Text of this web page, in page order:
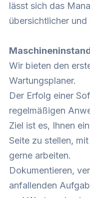
lässt sich das
übersichtlicher
Wir bieten den
Wartungsplaner.
Der Erfolg einer
regelmäßigen
Ziel ist es, Ihnen
Seite zu stellen,
gerne arbeiten.
Dokumentieren,
anfallenden